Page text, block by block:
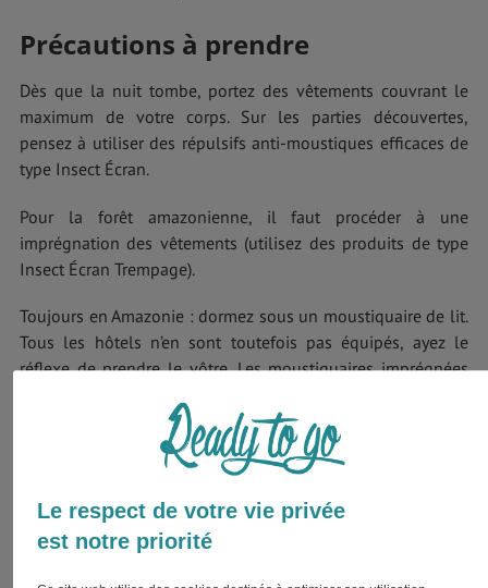
Précautions à prendre
Dès que la nuit tombe, portez des vêtements couvrant le
maximum de votre corps. Sur les parties découvertes,
pensez à utiliser des répulsifs anti-moustiques efficaces de
type Insect Écran.
Pour la forêt amazonienne, il faut procéder à une
imprégnation des vêtements (utilisez des produits de type
Insect Écran Trempage).
Toujours en Amazonie : dormez sous un moustiquaire de lit.
Tous les hôtels n’en sont toutefois pas équipés, ayez le
réflexe de prendre le vôtre. Les moustiquaires imprégnées
Le virus Zika
Au vu de la potentielle circulation du virus Zika en Équateur
(transmis par des piqûres de moustiques-tigres), il est
préférable que les femmes enceintes ou ayant un projet de
Le respect de votre vie privée
est notre priorité